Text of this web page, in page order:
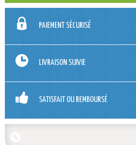
PAIEMENT SÉCURISÉ
LIVRAISON SUIVIE
SATISFAIT OU REMBOURSÉ